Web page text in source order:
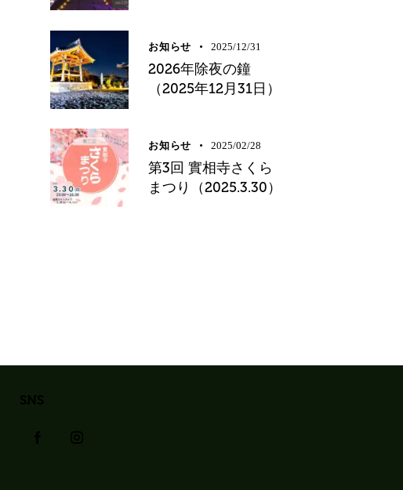
お知らせ 2025/12/31
2026年除夜の鐘
（2025年12月31日）
お知らせ 2025/02/28
第3回 實相寺さくら
まつり（2025.3.30）
SNS